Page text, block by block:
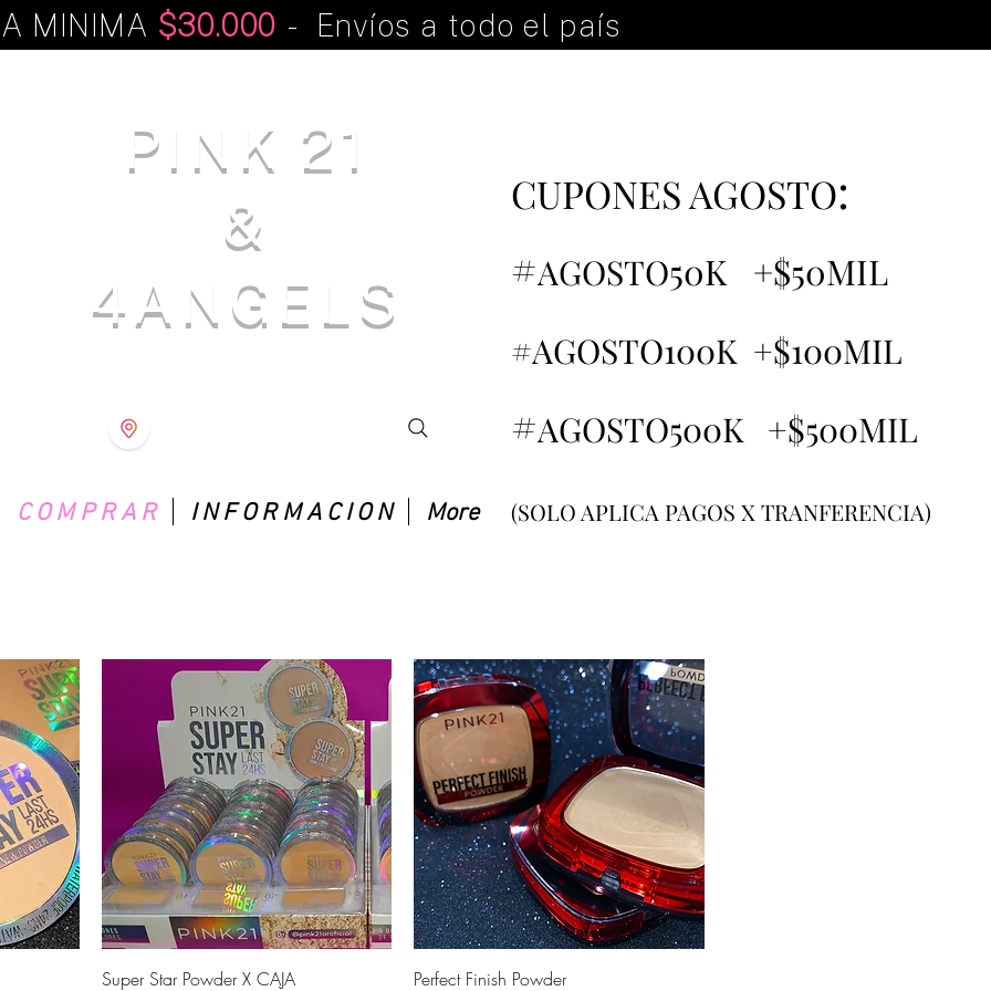
MINIMA $30.000 - Envíos a todo el país
PINK 21
&
4ANGELS
C O M P R A R I N F O R M A C I O N More
CUPONES AGOSTO:
#AGOSTO50K +$50MIL
#AGOSTO100K +$100MIL
#AGOSTO500K +$500MIL
(SOLO APLICA PAGOS X TRANFERENCIA)
Vista rápida
Super Star Powder X CAJA
Vista rápida
Perfect Finish Powder